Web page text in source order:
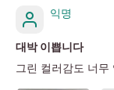
익명
대박 이쁩니다
그린 컬러감도 너